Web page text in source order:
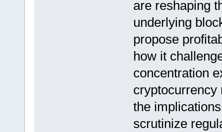
are reshaping
underlying
propose
how it
concentration
cryptocurrency
the
scrutinize